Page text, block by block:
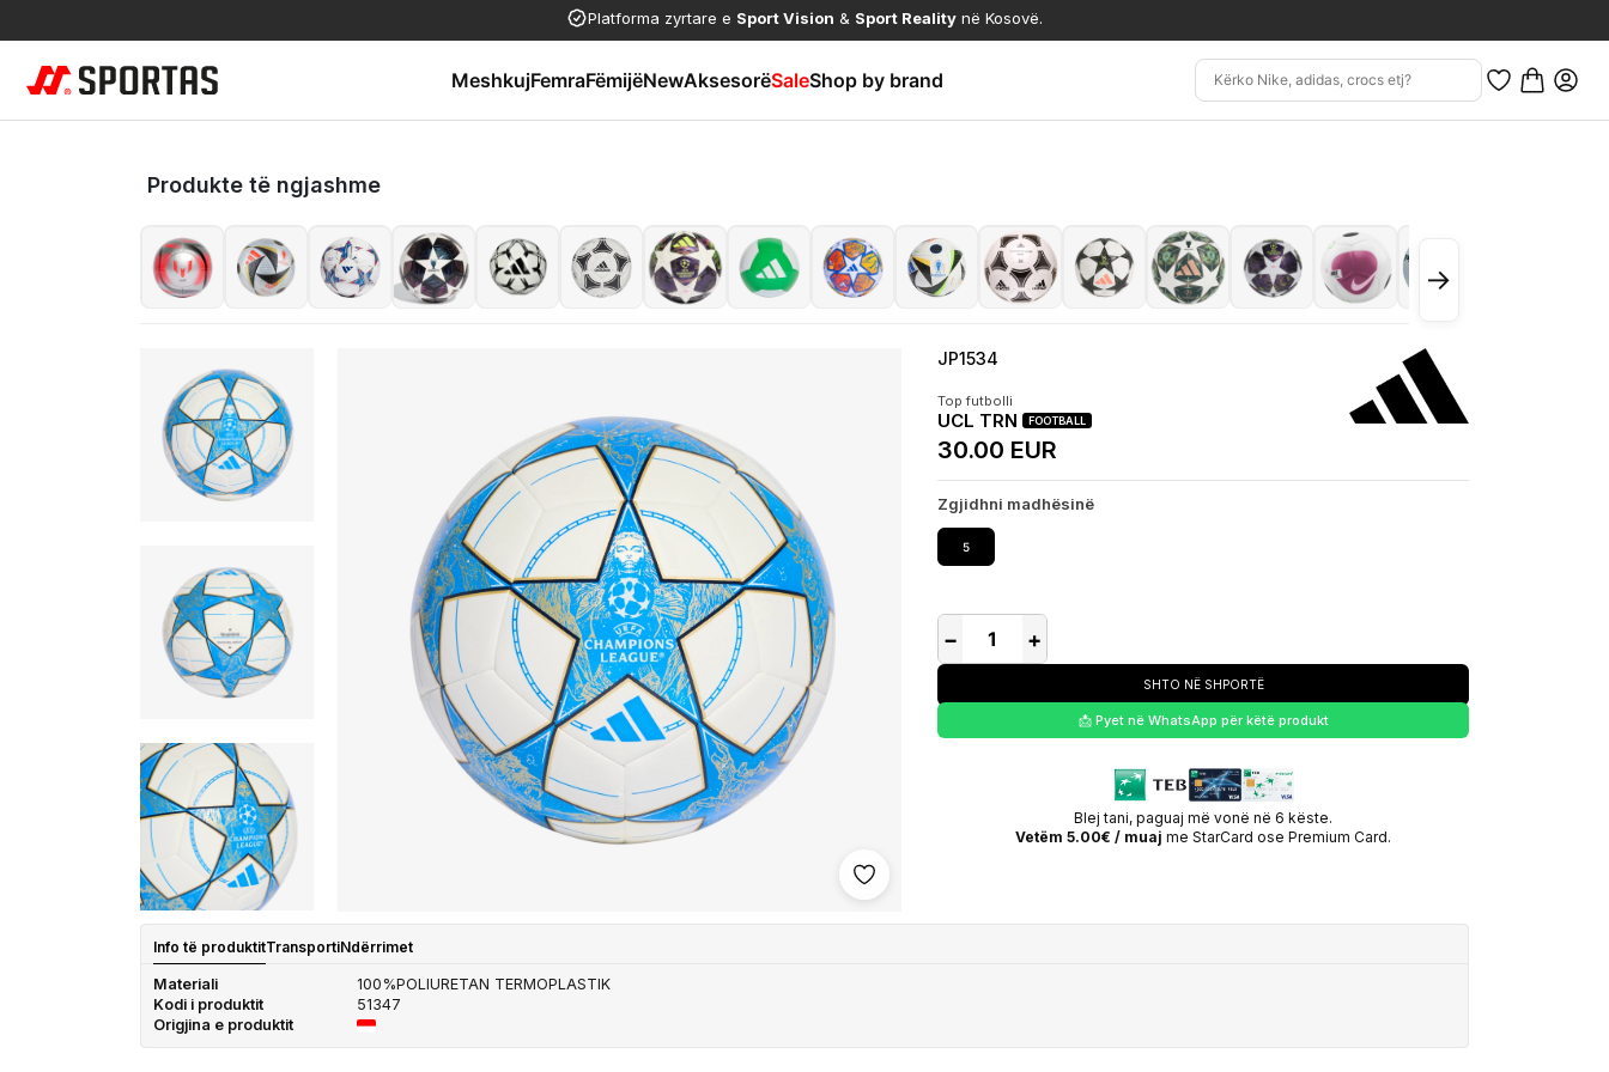
Platforma zyrtare e Sport Vision & Sport Reality në Kosovë.
MeshkujFemraFëmijëNewAksesorëSaleShop by brand
Produkte të ngjashme
→
Shto në wishlist
JP1534
Top futbolli
UCL TRN FOOTBALL
30.00 EUR
Zgjidhni madhësinë
5
− +
SHTO NË SHPORTË
📩 Pyet në WhatsApp për këtë produkt
Blej tani, paguaj më vonë në 6 këste.
Vetëm 5.00€ / muaj me StarCard ose Premium Card.
Info të produktitTransportiNdërrimet
Materiali
100%POLIURETAN TERMOPLASTIK
Kodi i produktit
51347
Origjina e produktit